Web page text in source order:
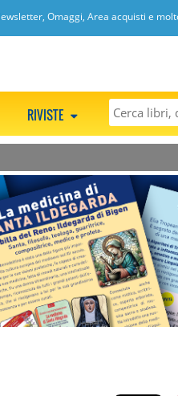
Omaggi, Area acquisti e
RIVISTE